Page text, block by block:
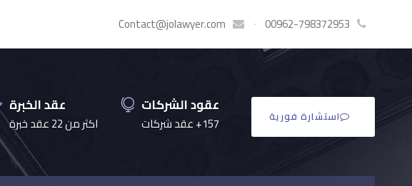
00962-798372953
·
Contact@jolawyer.com
عقد الخبرة
اكثر من 22 عقد خبرة
عقود الشركات
157+ عقد شركات استشارة فورية